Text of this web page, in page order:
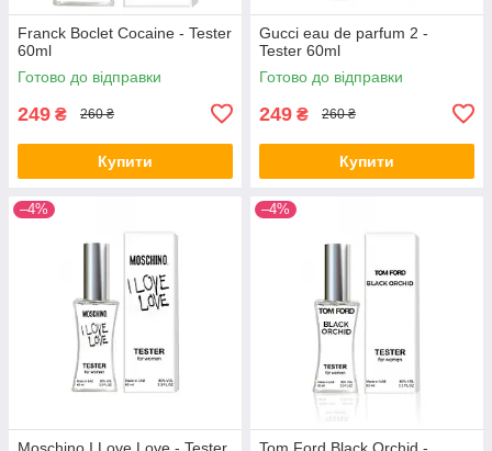
Franck Boclet Cocaine - Tester
60ml
Готово до відправки
249 ₴ 260 ₴
Купити
Gucci eau de parfum 2 -
Tester 60ml
Готово до відправки
249 ₴ 260 ₴
Купити
–4% –4%